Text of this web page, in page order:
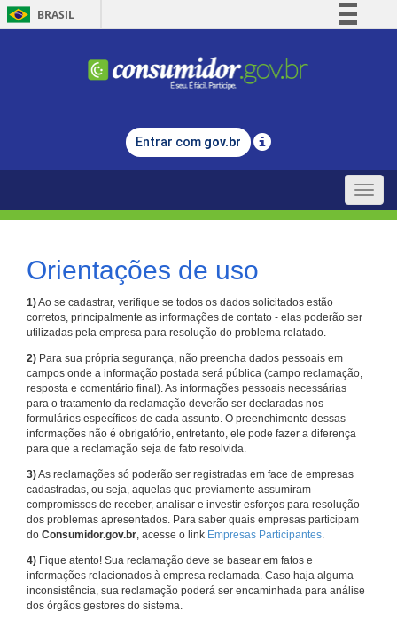
BRASIL
Comunica BR
Legislação
Entrar com gov.br
Toggle
Orientações de uso
1)Ao se cadastrar, verifique se todos os dados solicitados estão
corretos, principalmente as informações de contato - elas poderão ser
utilizadas pela empresa para resolução do problema relatado.
2) Para sua própria segurança, não preencha dados pessoais em
campos onde a informação postada será pública (campo reclamação,
resposta e comentário final). As informações pessoais necessárias
para o tratamento da reclamação deverão ser declaradas nos
formulários específicos de cada assunto. O preenchimento dessas
informações não é obrigatório, entretanto, ele pode fazer a diferença
para que a reclamação seja de fato resolvida.
3)As reclamações só poderão ser registradas em face de empresas
cadastradas, ou seja, aquelas que previamente assumiram
compromissos de receber, analisar e investir esforços para resolução
dos problemas apresentados. Para saber quais empresas participam
do Consumidor.gov.br, acesse o link Empresas Participantes.
4) Fique atento! Sua reclamação deve se basear em fatos e
informações relacionados à empresa reclamada. Caso haja alguma
inconsistência, sua reclamação poderá ser encaminhada para análise
dos órgãos gestores do sistema.